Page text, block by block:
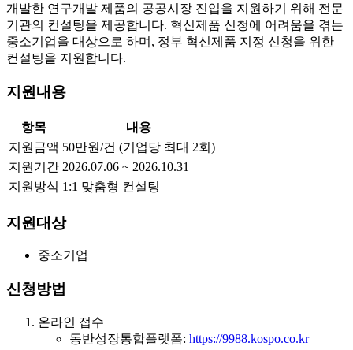
개발한 연구개발 제품의 공공시장 진입을 지원하기 위해 전문
기관의 컨설팅을 제공합니다. 혁신제품 신청에 어려움을 겪는
중소기업을 대상으로 하며, 정부 혁신제품 지정 신청을 위한
컨설팅을 지원합니다.
지원내용
항목
내용
지원금액 50만원/건 (기업당 최대 2회)
지원기간 2026.07.06 ~ 2026.10.31
지원방식 1:1 맞춤형 컨설팅
지원대상
중소기업
신청방법
온라인 접수
동반성장통합플랫폼: https://9988.kospo.co.kr